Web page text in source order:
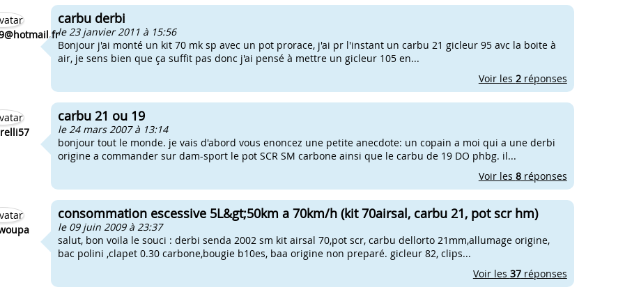
carbu derbi
le 23 janvier 2011 à 15:56
Bonjour j'ai monté un kit 70 mk sp avec un pot prorace, j'ai pr l'instant un carbu 21 gicleur 95 avc la boite à
air, je sens bien que ça suffit pas donc j'ai pensé à mettre un gicleur 105 en...
Voir les 2réponses
carbu 21 ou 19
le 24 mars 2007 à 13:14
bonjour tout le monde. je vais d'abord vous enoncez une petite anecdote: un copain a moi qui a une derbi
origine a commander sur dam-sport le pot SCR SM carbone ainsi que le carbu de 19 DO phbg. il...
Voir les 8réponses
consommation escessive 5L&gt;50km a 70km/h (kit 70airsal, carbu 21, pot scr hm)
le 09 juin 2009 à 23:37
salut, bon voila le souci : derbi senda 2002 sm kit airsal 70,pot scr, carbu dellorto 21mm,allumage origine,
bac polini ,clapet 0.30 carbone,bougie b10es, baa origine non preparé. gicleur 82, clips...
Voir les 37réponses